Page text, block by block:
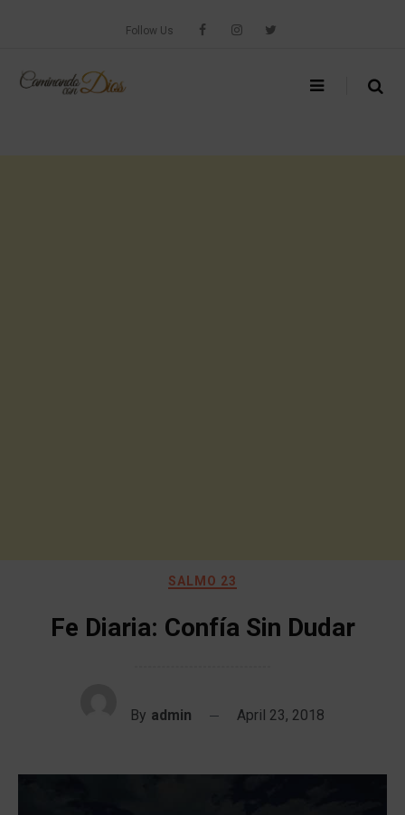
Follow Us
SALMO 23
Fe Diaria: Confía Sin Dudar
By admin April 23, 2018